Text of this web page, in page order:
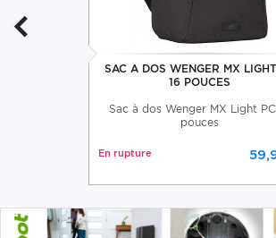
SAC A DOS WENGER MX
16 POUCES
Sac à dos Wenger MX Light PC
pouces
En rupture